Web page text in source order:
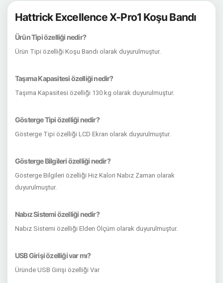
Hattrick Excellence X-Pro1 Koşu Bandı
Ürün Tipi özelliği nedir?
Ürün Tipi özelliği Koşu Bandı olarak duyurulmuştur.
Taşıma Kapasitesi özelliği nedir?
Taşıma Kapasitesi özelliği 130 kg olarak duyurulmuştur.
Gösterge Tipi özelliği nedir?
Gösterge Tipi özelliği LCD Ekran olarak duyurulmuştur.
Gösterge Bilgileri özelliği nedir?
Gösterge Bilgileri özelliği Hız Kalori Nabız Zaman olarak
duyurulmuştur.
Nabız Sistemi özelliği nedir?
Nabız Sistemi özelliği Elden Ölçüm olarak duyurulmuştur.
USB Girişi özelliği var mı?
Üründe USB Girişi özelliği Var